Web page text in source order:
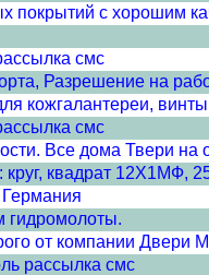
покрытий с хорошим
смс
Разрешение на
кожгалантереи,
смс
Все дома Твери на
круг, квадрат
гидромолоты.
от компании Двери
рассылка смс